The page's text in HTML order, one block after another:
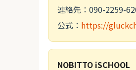
連絡先：090-2259-
公式： https://
NOBITTO iSCHOOL